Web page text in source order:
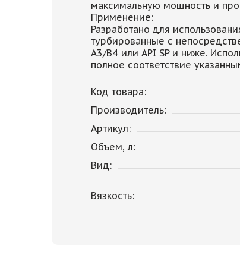
максимальную мощность и
Применение:
Разработано для
турбированные с
A3/B4 или API SP и ниже.
полное соответствие
Код товара:
Производитель:
Артикул:
Объем, л:
Вид:
Вязкость: